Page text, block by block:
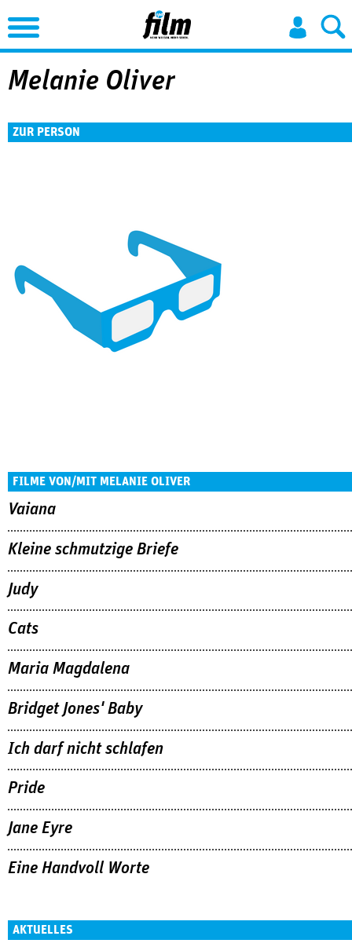
Jump to Navigation
Melanie Oliver
ZUR PERSON
FILME VON/MIT MELANIE OLIVER
Vaiana
Kleine schmutzige Briefe
Judy
Cats
Maria Magdalena
Bridget Jones' Baby
Ich darf nicht schlafen
Pride
Jane Eyre
Eine Handvoll Worte
AKTUELLES